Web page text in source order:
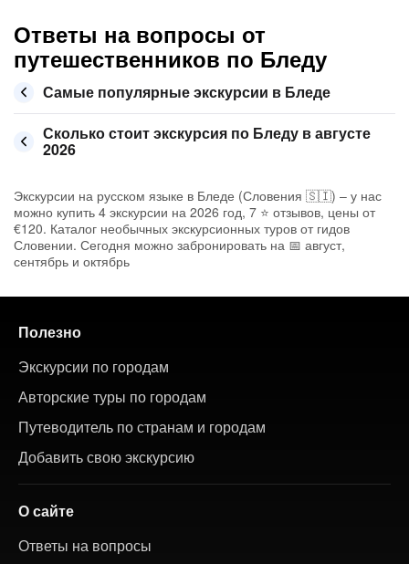
Ответы на вопросы от
путешественников по Бледу
Самые популярные экскурсии в Бледе
Сколько стоит экскурсия по Бледу в августе
2026
Экскурсии на русском языке в Бледе (Словения 🇸🇮) – у нас
можно купить 4 экскурсии на 2026 год, 7 ⭐ отзывов, цены от
€120. Каталог необычных экскурсионных туров от гидов
Словении. Сегодня можно забронировать на 📅 август,
сентябрь и октябрь
Полезно
Экскурсии по городам
Авторские туры по городам
Путеводитель по странам и городам
Добавить свою экскурсию
О сайте
Ответы на вопросы